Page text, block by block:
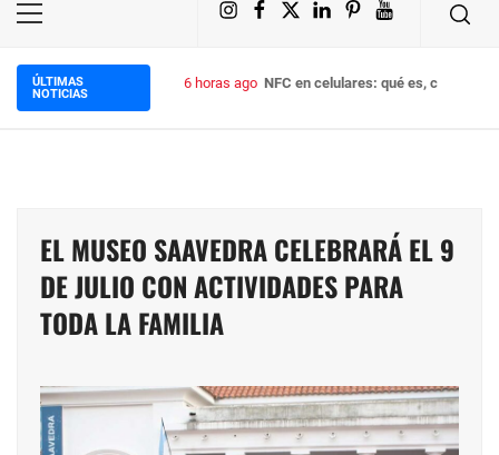
Primary
Instagram
Facebook
X LinkedIn
PinterestYouTube
ÚLTIMAS
NOTICIAS
6 horas ago NFC en celulares: qué es, cómo
EL MUSEO SAAVEDRA CELEBRARÁ EL 9
DE JULIO CON ACTIVIDADES PARA
TODA LA FAMILIA